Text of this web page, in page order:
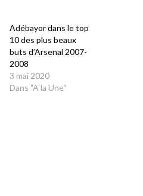
Adébayor dans le top
10 des plus beaux
buts d’Arsenal 2007-
2008
3 mai 2020
Dans "A la Une"